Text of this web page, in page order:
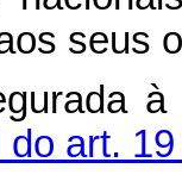
seus
art.